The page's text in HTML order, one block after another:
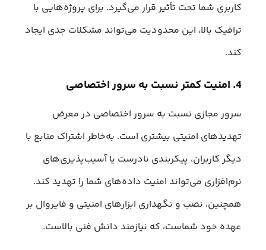
کاربری شما تحت تأثیر قرار می‌گیرد. برای پروژه‌هایی با
ترافیک بالا، این محدودیت می‌تواند مشکلات جدی ایجاد
کند.
4. امنیت کمتر نسبت به سرور اختصاصی
سرور مجازی نسبت به سرور اختصاصی در معرض
تهدیدهای امنیتی بیشتری است. به‌خاطر اشتراک منابع با
دیگر کاربران، پیکربندی نادرست یا آسیب‌پذیری‌های
نرم‌افزاری می‌تواند امنیت داده‌های شما را تهدید کند.
همچنین، نصب و نگهداری ابزارهای امنیتی و فایروال بر
عهده خود شماست، که نیازمند دانش فنی بالاست.